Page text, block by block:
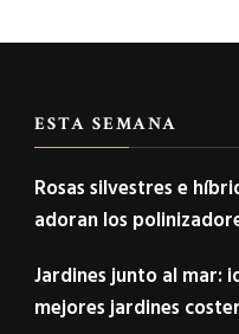
ESTA SEMANA
Rosas silvestres e
adoran los
Jardines junto al mar:
mejores jardines